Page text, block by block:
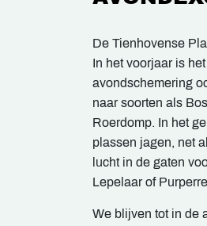
De Tienhovense
In het voorjaar is
avondschemering
naar soorten als
Roerdomp. In het
plassen jagen, net
lucht in de gaten
Lepelaar of
We blijven tot in de